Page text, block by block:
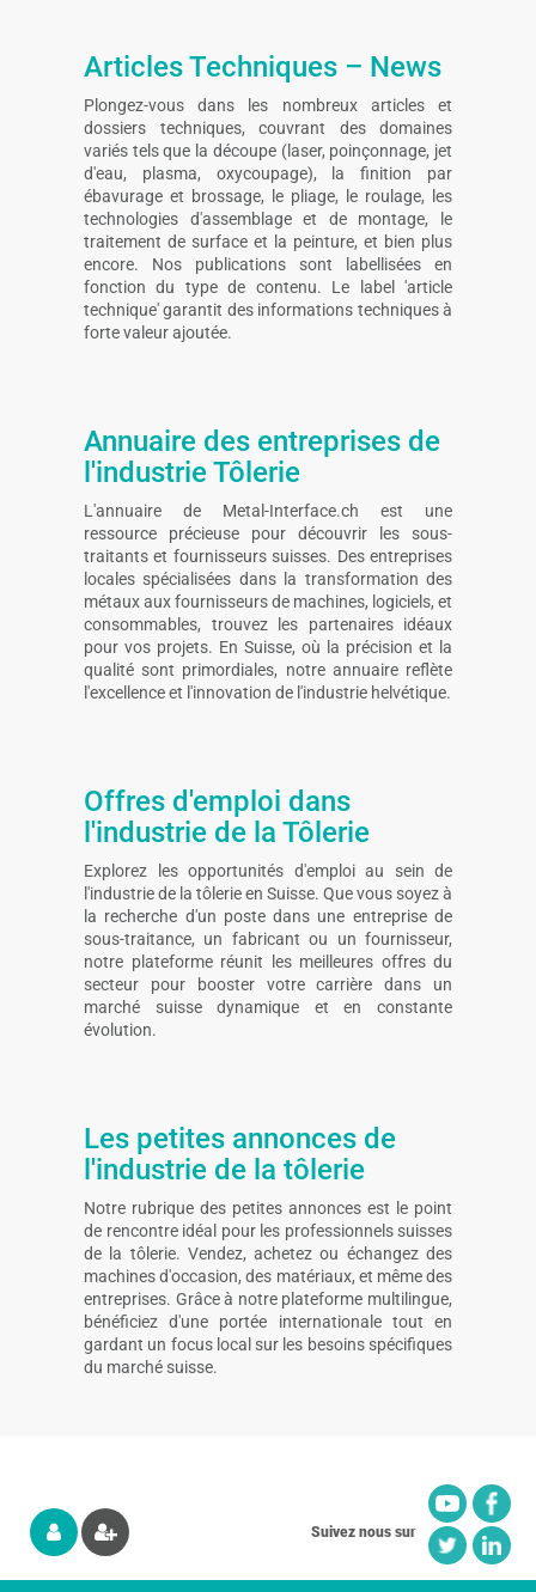
Articles Techniques – News
Plongez-vous dans les nombreux articles et
dossiers techniques, couvrant des domaines
variés tels que la découpe (laser, poinçonnage, jet
d'eau, plasma, oxycoupage), la finition par
ébavurage et brossage, le pliage, le roulage, les
technologies d'assemblage et de montage, le
traitement de surface et la peinture, et bien plus
encore. Nos publications sont labellisées en
fonction du type de contenu. Le label 'article
technique' garantit des informations techniques à
forte valeur ajoutée.
Annuaire des entreprises de
l'industrie Tôlerie
L'annuaire de Metal-Interface.ch est une
ressource précieuse pour découvrir les sous-
traitants et fournisseurs suisses. Des entreprises
locales spécialisées dans la transformation des
métaux aux fournisseurs de machines, logiciels, et
consommables, trouvez les partenaires idéaux
pour vos projets. En Suisse, où la précision et la
qualité sont primordiales, notre annuaire reflète
l'excellence et l'innovation de l'industrie helvétique.
Offres d'emploi dans
l'industrie de la Tôlerie
Explorez les opportunités d'emploi au sein de
l'industrie de la tôlerie en Suisse. Que vous soyez à
la recherche d'un poste dans une entreprise de
sous-traitance, un fabricant ou un fournisseur,
notre plateforme réunit les meilleures offres du
secteur pour booster votre carrière dans un
marché suisse dynamique et en constante
évolution.
Les petites annonces de
l'industrie de la tôlerie
Notre rubrique des petites annonces est le point
de rencontre idéal pour les professionnels suisses
de la tôlerie. Vendez, achetez ou échangez des
machines d'occasion, des matériaux, et même des
entreprises. Grâce à notre plateforme multilingue,
bénéficiez d'une portée internationale tout en
gardant un focus local sur les besoins spécifiques
du marché suisse.
Suivez nous sur